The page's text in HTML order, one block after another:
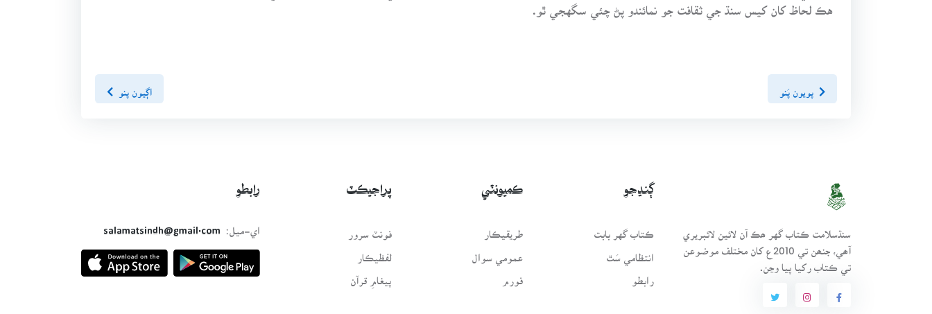
هڪ لحاظ کان کيس سنڌ جي ثقافت جو نمائندو پڻ چئي سگهجي ٿو.
پويون پَنو اڳيون پنو
سنڌسلامت ڪتاب گهر ھڪ آن لائين لائبريري
آھي، جنھن تي 2010ع کان مختلف موضوعن
تي ڪتاب رکيا پيا وڃن.
ڳنڍجو
ڪتاب گهر بابت
انتظامي سَٿ
رابطو
ڪميونٽي
طريقيڪار
عمومي سوال
فورم
پراجيڪٽ
فونٽ سرور
لفظيڪار
پيغامِ قرآن
رابطو
اي-ميل:
salamatsindh@gmail.com